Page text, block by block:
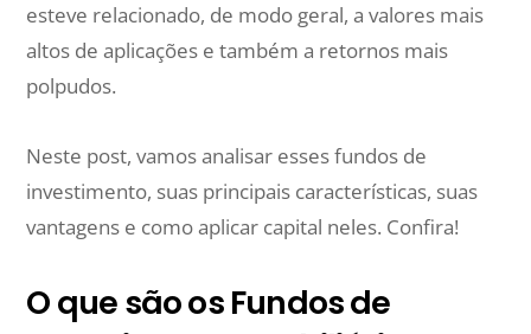
esteve relacionado, de modo geral, a valores mais
altos de aplicações e também a retornos mais
polpudos.
Neste post, vamos analisar esses fundos de
investimento, suas principais características, suas
vantagens e como aplicar capital neles. Confira!
O que são os Fundos de